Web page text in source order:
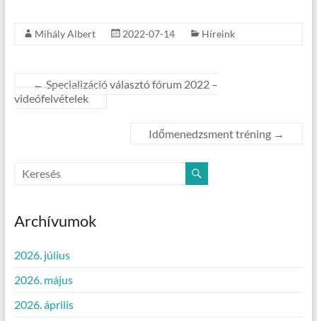
Mihály Albert 2022-07-14 Híreink
← Specializáció választó fórum 2022 –
videófelvételek
Időmenedzsment tréning →
Archívumok
2026. július
2026. május
2026. április